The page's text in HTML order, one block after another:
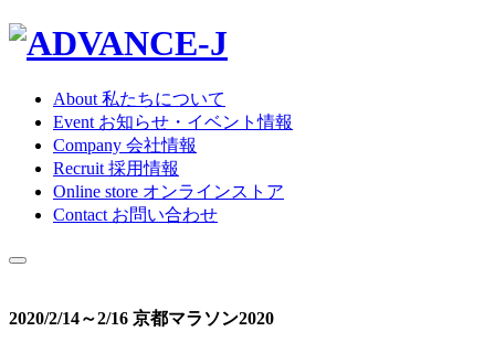
About 私たちについて
Event お知らせ・イベント情報
Company 会社情報
Recruit 採用情報
Online store オンラインストア
Contact お問い合わせ
2020/2/14～2/16 京都マラソン2020